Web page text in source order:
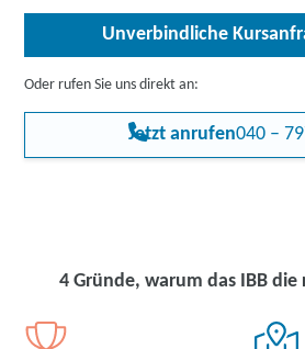
Unverbindliche
Oder rufen Sie uns direkt an:
Jetzt anrufen040 –
4 Gründe, warum das IBB